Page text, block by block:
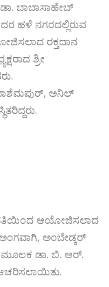
ಬಾಬಾಸಾಹೇಬ್
ಹಳೆ ನಗರದಲ್ಲಿರುವ
ರಕ್ತದಾನ
ಶ್ರೀ
ಅನಿಲ್
ಆಯೋಜಿಸಲಾದ
ಅಂಬೇಡ್ಕರ್
ಮೂಲಕ ಡಾ. ಬಿ. ಆರ್.